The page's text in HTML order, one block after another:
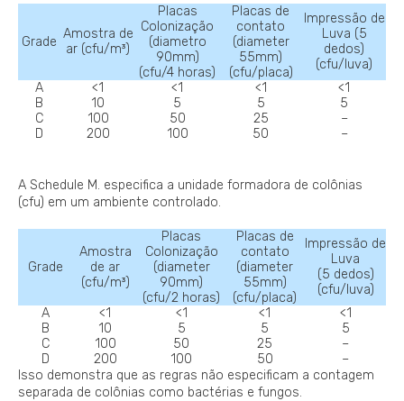
Grade
Amostra de
ar (cfu/m³)
Placas
Colonização
(diametro
90mm)
(cfu/4 horas)
Placas de
contato
(diameter
55mm)
(cfu/placa)
Impressão de
Luva (5
dedos)
(cfu/luva)
A
<1 <1 <1
<1
B
10 5 5
5
C
100 50 25
–
D
200 100 50 –
A Schedule M. especifica a unidade formadora de colônias
(cfu) em um ambiente controlado.
Grade
Amostra
de ar
(cfu/m³)
Placas
Colonização
(diameter
90mm)
(cfu/2 horas)
Placas de
contato
(diameter
55mm)
(cfu/placa)
Impressão de
Luva
(5 dedos)
(cfu/luva)
A
<1 <1 <1
<1
B
10 5 5
5
C
100 50 25
–
D
200 100 50
–
Isso demonstra que as regras não especificam a contagem
separada de colônias como bactérias e fungos.